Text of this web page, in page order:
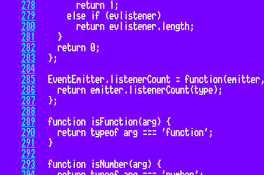
278
279
280
281
282
283
284
285
286
287
288
289
290
291
292
293